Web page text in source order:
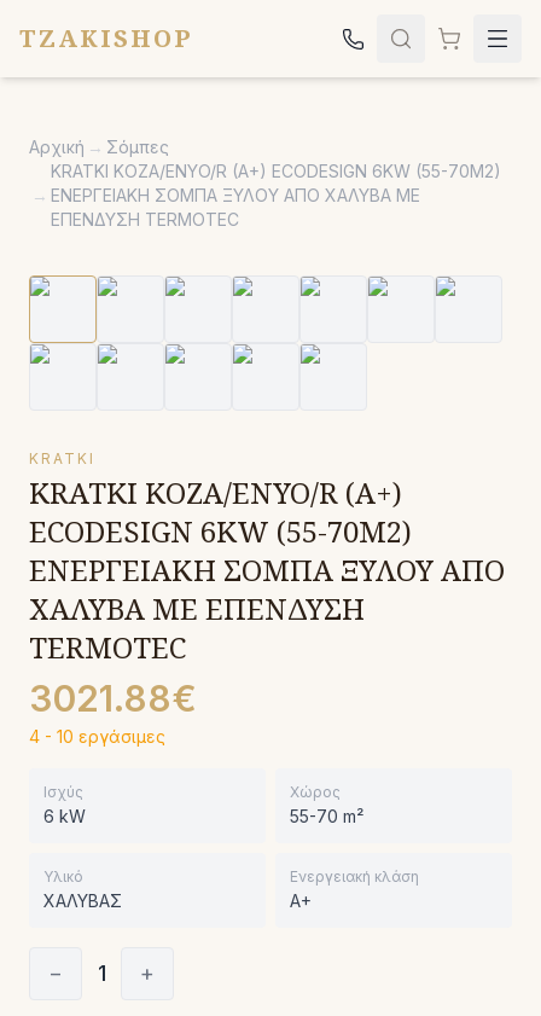
TZAKISHOP
Σόμπες
Ψησταριές
Εκκλησιαστικά
Σχετικά
Αρχική → Σόμπες
→
KRATKI KOZA/ENYO/R (A+) ECODESIGN 6KW (55-70M2)
ΕΝΕΡΓΕΙΑΚΗ ΣΟΜΠΑ ΞΥΛΟΥ ΑΠΟ ΧΑΛΥΒΑ ΜΕ
ΕΠΕΝΔΥΣΗ TERMOTEC
KRATKI
KRATKI KOZA/ENYO/R (A+)
ECODESIGN 6KW (55-70M2)
ΕΝΕΡΓΕΙΑΚΗ ΣΟΜΠΑ ΞΥΛΟΥ ΑΠΟ
ΧΑΛΥΒΑ ΜΕ ΕΠΕΝΔΥΣΗ
TERMOTEC
3021.88€
4 - 10 εργάσιμες
Ισχύς
6 kW
Χώρος
55-70 m²
Υλικό
ΧΑΛΥΒΑΣ
Ενεργειακή κλάση
A+
− 1 +